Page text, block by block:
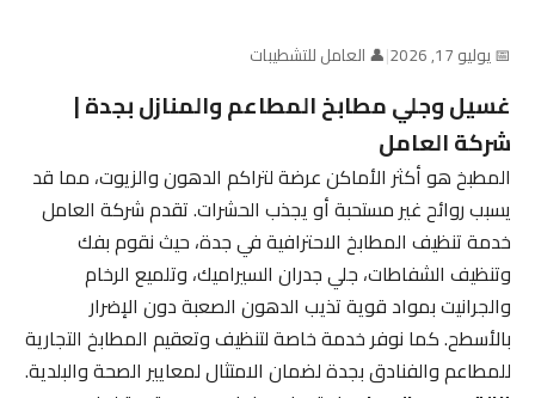
📅 يوليو 17, 2026 |👤 العامل للتشطيبات
غسيل وجلي مطابخ المطاعم والمنازل بجدة |
شركة العامل
المطبخ هو أكثر الأماكن عرضة لتراكم الدهون والزيوت، مما قد
يسبب روائح غير مستحبة أو يجذب الحشرات. تقدم شركة العامل
خدمة تنظيف المطابخ الاحترافية في جدة، حيث نقوم بفك
وتنظيف الشفاطات، جلي جدران السيراميك، وتلميع الرخام
والجرانيت بمواد قوية تذيب الدهون الصعبة دون الإضرار
بالأسطح. كما نوفر خدمة خاصة لتنظيف وتعقيم المطابخ التجارية
للمطاعم والفنادق بجدة لضمان الامتثال لمعايير الصحة والبلدية.